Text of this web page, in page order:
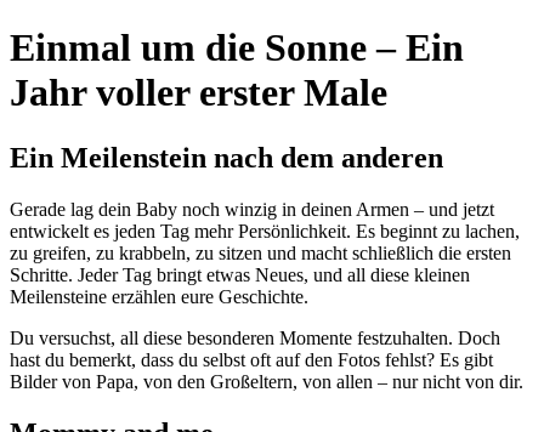
Einmal um die Sonne – Ein
Jahr voller erster Male
Ein Meilenstein nach dem anderen
Gerade lag dein Baby noch winzig in deinen Armen – und jetzt
entwickelt es jeden Tag mehr Persönlichkeit. Es beginnt zu lachen,
zu greifen, zu krabbeln, zu sitzen und macht schließlich die ersten
Schritte. Jeder Tag bringt etwas Neues, und all diese kleinen
Meilensteine erzählen eure Geschichte.
Du versuchst, all diese besonderen Momente festzuhalten. Doch
hast du bemerkt, dass du selbst oft auf den Fotos fehlst? Es gibt
Bilder von Papa, von den Großeltern, von allen – nur nicht von dir.